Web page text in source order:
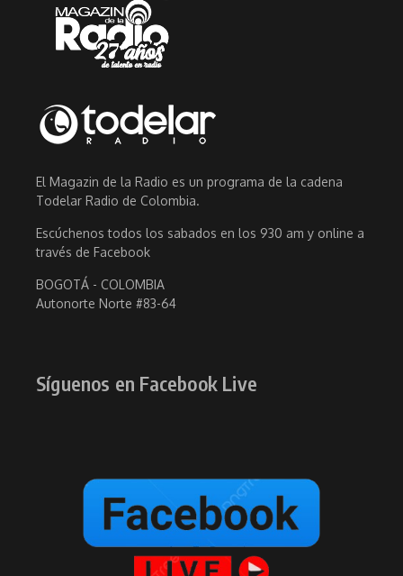
El Magazin de la Radio es un programa de la cadena
Todelar Radio de Colombia.
Escúchenos todos los sabados en los 930 am y online a
través de Facebook
BOGOTÁ - COLOMBIA
Autonorte Norte #83-64
Síguenos en Facebook Live